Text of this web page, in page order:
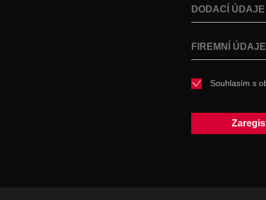
DODACÍ
FIREMNÍ
Souhlasím s